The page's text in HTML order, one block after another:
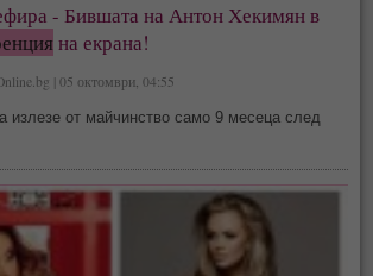
- Бившата на Антон Хекимян в
на екрана!
| 05 октомври, 04:55
излезе от майчинство само 9 месеца след